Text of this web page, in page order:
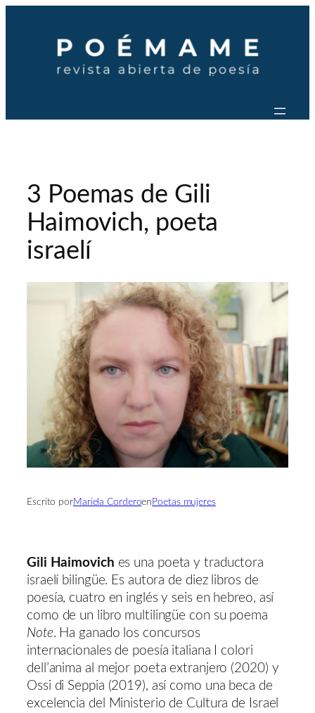
contenido
3 Poemas de Gili
Haimovich, poeta
israelí
Escrito porMariela Corderoen Poetas mujeres
Gili Haimovich es una poeta y traductora
israelí bilingüe. Es autora de diez libros de
poesía, cuatro en inglés y seis en hebreo, así
como de un libro multilingüe con su poema
Note. Ha ganado los concursos
internacionales de poesía italiana I colori
dell’anima al mejor poeta extranjero (2020) y
Ossi di Seppia (2019), así como una beca de
excelencia del Ministerio de Cultura de Israel